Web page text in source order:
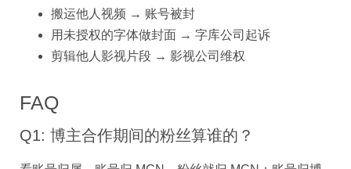
搬运他人视频 → 账号被封
用未授权的字体做封面 → 字库公司起诉
剪辑他人影视片段 → 影视公司维权
FAQ
Q1: 博主合作期间的粉丝算谁的？